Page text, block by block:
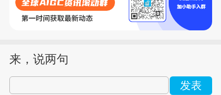
来，说两句
发表